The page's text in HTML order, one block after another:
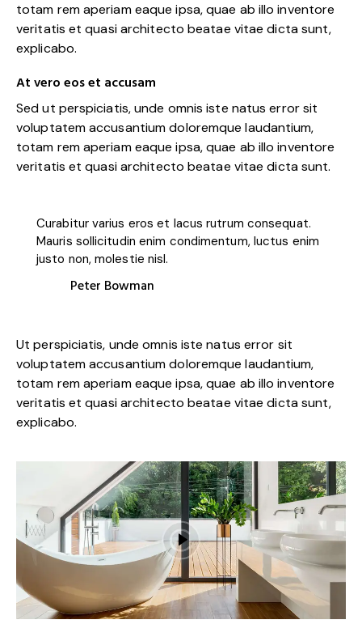
totam rem aperiam eaque ipsa, quae ab illo inventore
veritatis et quasi architecto beatae vitae dicta sunt,
explicabo.
At vero eos et accusam
Sed ut perspiciatis, unde omnis iste natus error sit
voluptatem accusantium doloremque laudantium,
totam rem aperiam eaque ipsa, quae ab illo inventore
veritatis et quasi architecto beatae vitae dicta sunt.
Curabitur varius eros et lacus rutrum consequat.
Mauris sollicitudin enim condimentum, luctus enim
justo non, molestie nisl.
Peter Bowman
Ut perspiciatis, unde omnis iste natus error sit
voluptatem accusantium doloremque laudantium,
totam rem aperiam eaque ipsa, quae ab illo inventore
veritatis et quasi architecto beatae vitae dicta sunt,
explicabo.